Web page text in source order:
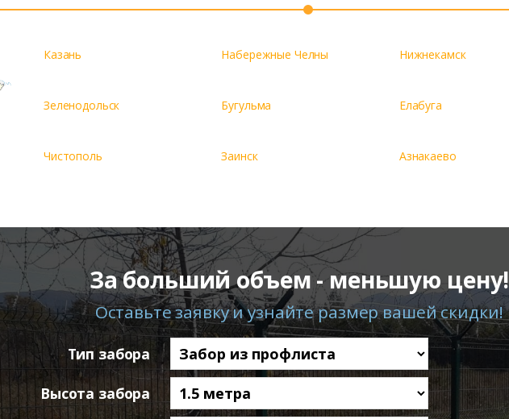
Казань Набережные Челны Нижнекамск
Зеленодольск Бугульма Елабуга
Чистополь Заинск Азнакаево
За больший объем - меньшую цену!
Оставьте заявку и узнайте размер вашей скидки!
Тип забора
Высота забора